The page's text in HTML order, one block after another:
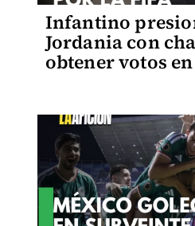
Infantino
Jordania con
obtener votos